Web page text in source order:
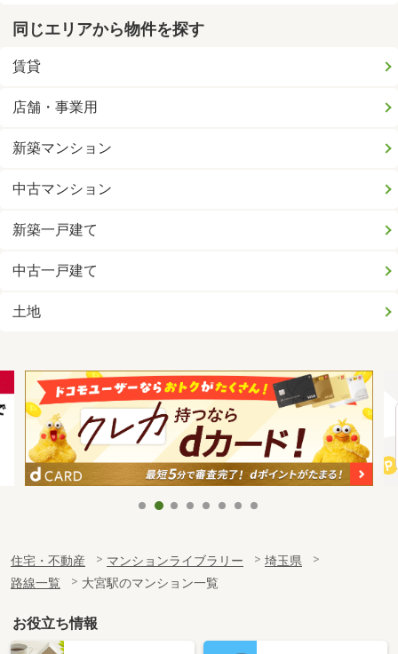
同じエリアから物件を探す
賃貸
店舗・事業用
新築マンション
中古マンション
新築一戸建て
中古一戸建て
土地
住宅・不動産 マンションライブラリー
埼玉県
路線一覧
大宮駅のマンション一覧
お役立ち情報